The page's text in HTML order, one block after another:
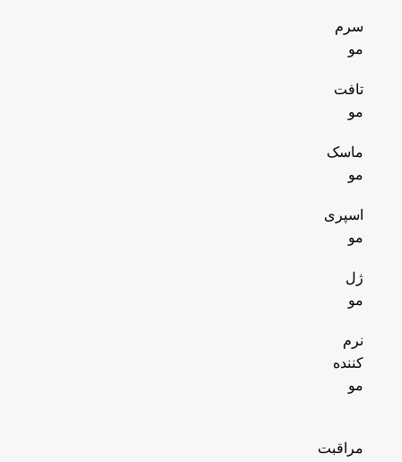
سرم
مو
تافت
مو
ماسک
مو
اسپری
مو
ژل
مو
نرم
کننده
مو
مراقبت